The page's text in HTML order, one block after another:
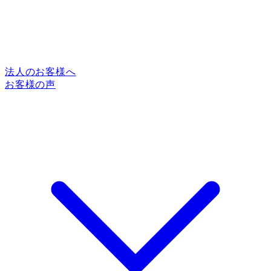
法人のお客様へ
お客様の声